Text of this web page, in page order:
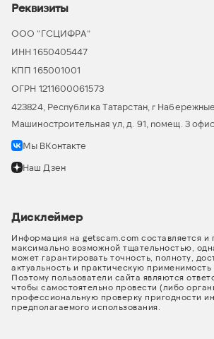
Реквизиты
ООО “ГСЦИФРА”
ИНН 1650405447
КПП 165001001
ОГРН 1211600061573
423824, Республика Татарстан, г
Машиностроительная ул, д. 91, помещ. 3 офис
Мы ВКонтакте
Наш Дзен
Дисклеймер
Информация на getscam.com составляется и
максимально возможной тщательностью,
может гарантировать точность, полноту,
актуальность и практическую применимость
Поэтому пользователи сайта являются
чтобы самостоятельно провести (либо
профессиональную проверку пригодности
предполагаемого использования.